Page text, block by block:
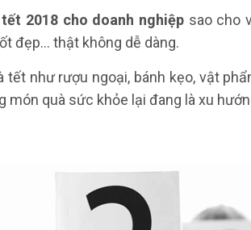
2018 cho doanh nghiệp sao cho
đẹp… thật không dễ dàng.
tết như rượu ngoại, bánh kẹo, vật
món quà sức khỏe lại đang là xu